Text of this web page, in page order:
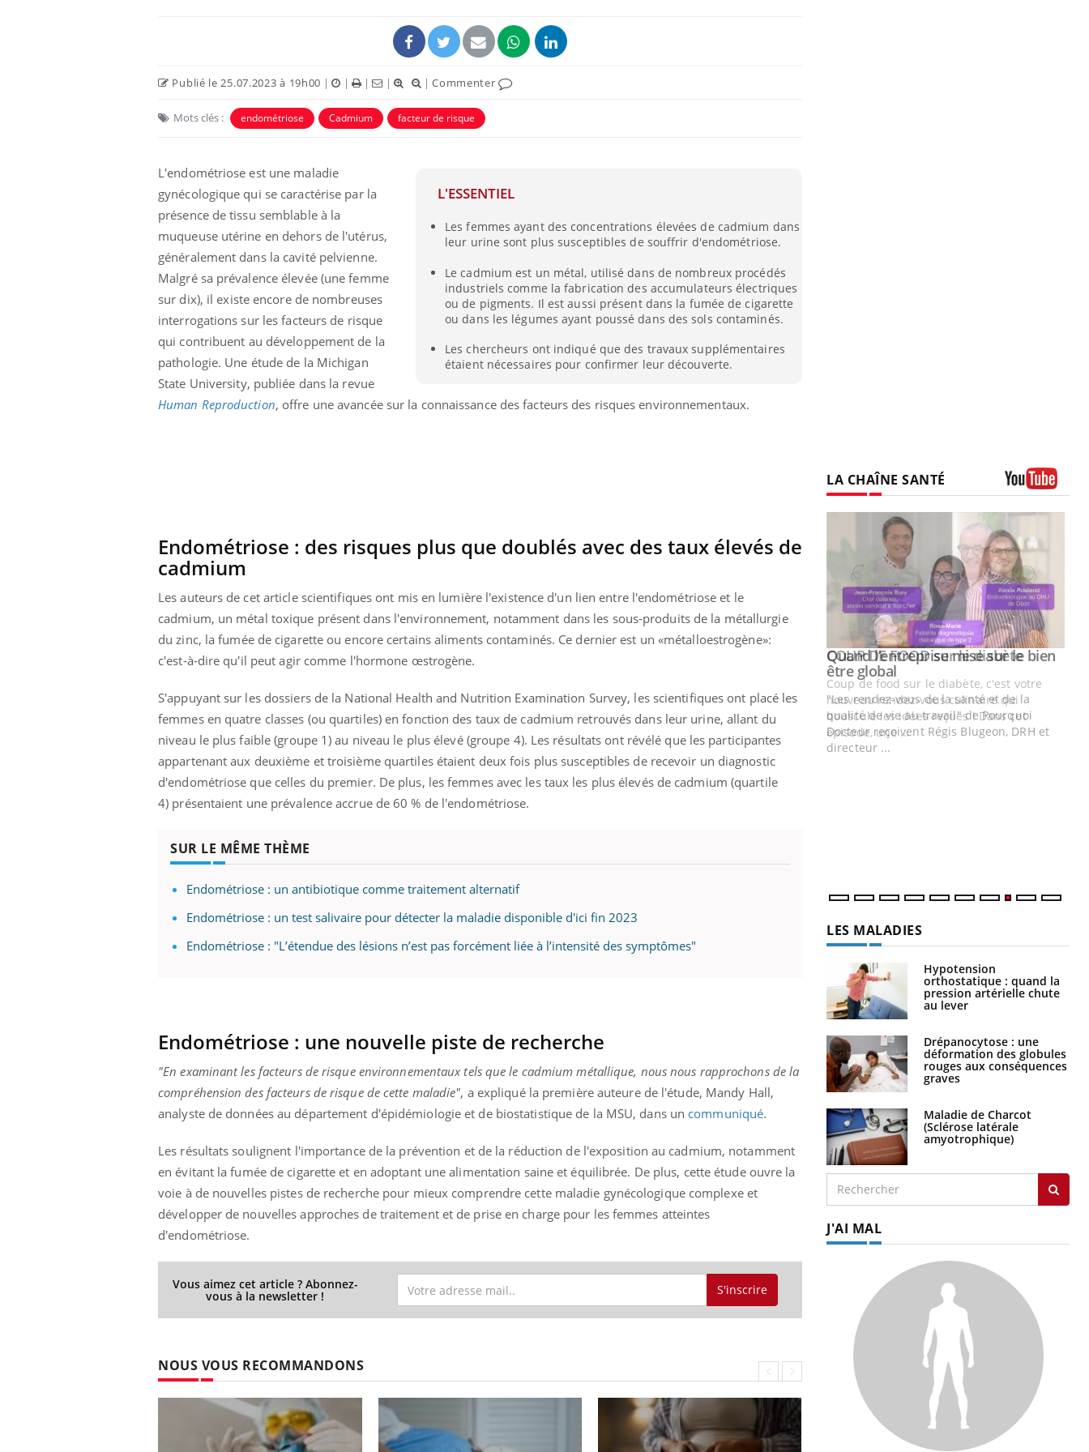
Publié le 25.07.2023 à 19h00 | | | | |Commenter
Mots clés : endométriose Cadmium facteur de risque
L'ESSENTIEL
Les femmes ayant des concentrations élevées de cadmium dans
leur urine sont plus susceptibles de souffrir d'endométriose.
Le cadmium est un métal, utilisé dans de nombreux procédés
industriels comme la fabrication des accumulateurs électriques
ou de pigments. Il est aussi présent dans la fumée de cigarette
ou dans les légumes ayant poussé dans des sols contaminés.
Les chercheurs ont indiqué que des travaux supplémentaires
étaient nécessaires pour confirmer leur découverte.
L'endométriose est une maladie
gynécologique qui se caractérise par la
présence de tissu semblable à la
muqueuse utérine en dehors de l'utérus,
généralement dans la cavité pelvienne.
Malgré sa prévalence élevée (une femme
sur dix), il existe encore de nombreuses
interrogations sur les facteurs de risque
qui contribuent au développement de la
pathologie. Une étude de la Michigan
State University, publiée dans la revue
Human Reproduction, offre une avancée sur la connaissance des facteurs des risques environnementaux.
Endométriose : des risques plus que doublés avec des taux élevés de
cadmium
Les auteurs de cet article scientifiques ont mis en lumière l'existence d'un lien entre l'endométriose et le
cadmium, un métal toxique présent dans l'environnement, notamment dans les sous-produits de la métallurgie
du zinc, la fumée de cigarette ou encore certains aliments contaminés. Ce dernier est un «métalloestrogène»:
c'est-à-dire qu'il peut agir comme l'hormone œstrogène.
S'appuyant sur les dossiers de la National Health and Nutrition Examination Survey, les scientifiques ont placé les
femmes en quatre classes (ou quartiles)en fonction des taux de cadmium retrouvés dans leur urine, allant du
niveau le plus faible(groupe 1) au niveau le plus élevé (groupe 4). Les résultats ont révélé que les participantes
appartenant aux deuxième et troisième quartiles étaient deux fois plus susceptibles de recevoir un diagnostic
d'endométriose que celles du premier. De plus, les femmes avec les taux les plus élevés de cadmium (quartile
4) présentaient une prévalence accrue de 60 % de l'endométriose.
SUR LE MÊME THÈME
Endométriose : un antibiotique comme traitement alternatif
Endométriose : un test salivaire pour détecter la maladie disponible d'ici fin 2023
Endométriose : "L’étendue des lésions n’est pas forcément liée à l’intensité des symptômes"
Endométriose : une nouvelle piste de recherche
"En examinant les facteurs de risque environnementaux tels que le cadmium métallique, nous nous rapprochons de la
compréhension des facteurs de risque de cette maladie", a expliqué la première auteure de l'étude, Mandy Hall,
analyste de données au département d'épidémiologie et de biostatistique de la MSU, dans un communiqué.
Les résultats soulignent l'importance de la prévention et de la réduction de l'exposition au cadmium, notamment
en évitant la fumée de cigarette et en adoptant une alimentation saine et équilibrée. De plus, cette étude ouvre la
voie à de nouvelles pistes de recherche pour mieux comprendre cette maladie gynécologique complexe et
développer de nouvelles approches de traitement et de prise en charge pour les femmes atteintes
d'endométriose.
Vous aimez cet article ? Abonnez-
vous à la newsletter ! S'inscrire
NOUS VOUS RECOMMANDONS
LA CHAÎNE SANTÉ
Diabète & Ramadan 2026Youtube
nombreuses personnes atteintes de
diabète, c'est une période de questions, de
défis, mais ...
Youtube
Un « jumeau numérique » pour
faciliter l’accès à la médecine
Un établissement lié à un groupe
santé : l'utilisation d'un « jumeau
numérique » permet ...
Youtube
nouveau rendez-vous culinaire qui
bouscule les idées reçues ! Dans cet
épisode, une ...
Youtube
Quand l’entreprise mise sur le bien
être globalYoutube
"Les rendez-vous de la santé et de la
qualité de vie au travail" de Pourquoi
Docteur reçoivent Régis Blugeon, DRH et
directeur ...
LES MALADIES
Hypotension
orthostatique : quand la
pression artérielle chute
au lever
Drépanocytose : une
déformation des globules
rouges aux conséquences
graves
Maladie de Charcot
(Sclérose latérale
amyotrophique)
J'AI MAL